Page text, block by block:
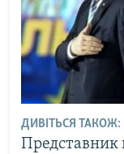
ДИВІТЬСЯ ТАКОЖ:
Представник